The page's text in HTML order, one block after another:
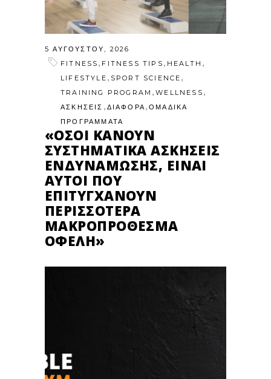
5 ΑΥΓΟΎΣΤΟΥ, 2026
FITNESS , FITNESS TIPS , HEALTH ,
LIFESTYLE , SPORT SCIENCE ,
TRAINING PROGRAM ,WELLNESS ,
ΑΣΚΗΣΕΙΣ , ΔΙΑΦΟΡΑ ,ΟΜΑΔΙΚΑ
ΠΡΟΓΡΑΜΜΑΤΑ
«ΌΣΟΙ ΚΆΝΟΥΝ
ΣΥΣΤΗΜΑΤΙΚΆ ΑΣΚΉΣΕΙΣ
ΕΝΔΥΝΆΜΩΣΗΣ, ΕΊΝΑΙ
ΑΥΤΟΊ ΠΟΥ
ΕΠΙΤΥΓΧΆΝΟΥΝ
ΠΕΡΙΣΣΌΤΕΡΑ
ΜΑΚΡΟΠΡΌΘΕΣΜΑ
ΟΦΈΛΗ»